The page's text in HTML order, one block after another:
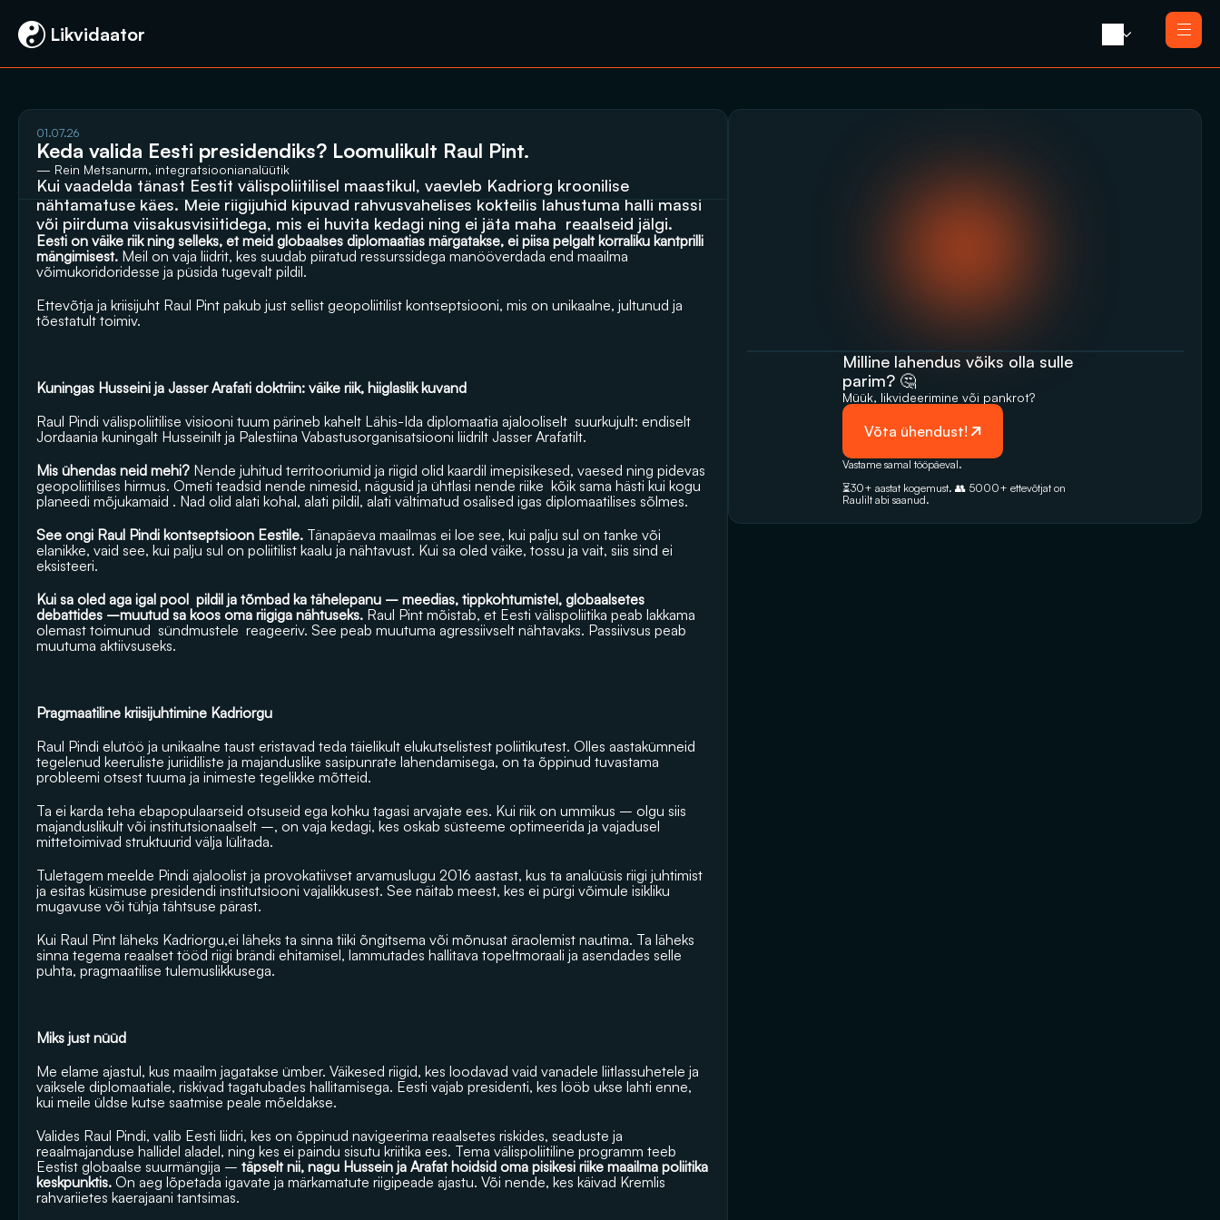
Likvidaator
Meist
01.07.26
Keda valida Eesti presidendiks? Loomulikult Raul Pint.
— Rein Metsanurm, integratsioonianalüütik
Kui vaadelda tänast Eestit välispoliitilisel maastikul, vaevleb Kadriorg kroonilise
nähtamatuse käes. Meie riigijuhid kipuvad rahvusvahelises kokteilis lahustuma halli massi
või piirduma viisakusvisiitidega, mis ei huvita kedagi ning ei jäta maha  reaalseid jälgi.
Eesti on väike riik ning selleks, et meid globaalses diplomaatias märgatakse, ei piisa pelgalt korraliku kantprilli
mängimisest. Meil on vaja liidrit, kes suudab piiratud ressurssidega manööverdada end maailma
võimukoridoridesse ja püsida tugevalt pildil.
Ettevõtja ja kriisijuht Raul Pint pakub just sellist geopoliitilist kontseptsiooni, mis on unikaalne, jultunud ja
tõestatult toimiv.
Kuningas Husseini ja Jasser Arafati doktriin: väike riik, hiiglaslik kuvand
Raul Pindi välispoliitilise visiooni tuum pärineb kahelt Lähis-Ida diplomaatia ajalooliselt  suurkujult: endiselt
Jordaania kuningalt Husseinilt ja Palestiina Vabastusorganisatsiooni liidrilt Jasser Arafatilt.
Mis ühendas neid mehi? Nende juhitud territooriumid ja riigid olid kaardil imepisikesed, vaesed ning pidevas
geopoliitilises hirmus. Ometi teadsid nende nimesid, nägusid ja ühtlasi nende riike  kõik sama hästi kui kogu
planeedi mõjukamaid . Nad olid alati kohal, alati pildil, alati vältimatud osalised igas diplomaatilises sõlmes.
See ongi Raul Pindi kontseptsioon Eestile. Tänapäeva maailmas ei loe see, kui palju sul on tanke või
elanikke, vaid see, kui palju sul on poliitilist kaalu ja nähtavust. Kui sa oled väike, tossu ja vait, siis sind ei
eksisteeri.
Kui sa oled aga igal pool  pildil ja tõmbad ka tähelepanu – meedias, tippkohtumistel, globaalsetes
debattides –muutud sa koos oma riigiga nähtuseks. Raul Pint mõistab, et Eesti välispoliitika peab lakkama
olemast toimunud  sündmustele  reageeriv. See peab muutuma agressiivselt nähtavaks. Passiivsus peab
muutuma aktiivsuseks.
Pragmaatiline kriisijuhtimine Kadriorgu
Raul Pindi elutöö ja unikaalne taust eristavad teda täielikult elukutselistest poliitikutest. Olles aastakümneid
tegelenud keeruliste juriidiliste ja majanduslike sasipunrate lahendamisega, on ta õppinud tuvastama
probleemi otsest tuuma ja inimeste tegelikke mõtteid.
Ta ei karda teha ebapopulaarseid otsuseid ega kohku tagasi arvajate ees. Kui riik on ummikus – olgu siis
majanduslikult või institutsionaalselt –, on vaja kedagi, kes oskab süsteeme optimeerida ja vajadusel
mittetoimivad struktuurid välja lülitada.
Tuletagem meelde Pindi ajaloolist ja provokatiivset arvamuslugu 2016 aastast, kus ta analüüsis riigi juhtimist
ja esitas küsimuse presidendi institutsiooni vajalikkusest. See näitab meest, kes ei pürgi võimule isikliku
mugavuse või tühja tähtsuse pärast.
Kui Raul Pint läheks Kadriorgu,ei läheks ta sinna tiiki õngitsema või mõnusat äraolemist nautima. Ta läheks
sinna tegema reaalset tööd riigi brändi ehitamisel, lammutades hallitava topeltmoraali ja asendades selle
puhta, pragmaatilise tulemuslikkusega.
Miks just nüüd
Me elame ajastul, kus maailm jagatakse ümber. Väikesed riigid, kes loodavad vaid vanadele liitlassuhetele ja
vaiksele diplomaatiale, riskivad tagatubades hallitamisega. Eesti vajab presidenti, kes lööb ukse lahti enne,
kui meile üldse kutse saatmise peale mõeldakse.
Valides Raul Pindi, valib Eesti liidri, kes on õppinud navigeerima reaalsetes riskides, seaduste ja
reaalmajanduse hallidel aladel, ning kes ei paindu sisutu kriitika ees. Tema välispoliitiline programm teeb
Eestist globaalse suurmängija – täpselt nii, nagu Hussein ja Arafat hoidsid oma pisikesi riike maailma poliitika
keskpunktis. On aeg lõpetada igavate ja märkamatute riigipeade ajastu. Või nende, kes käivad Kremlis
rahvariietes kaerajaani tantsimas.
Milline lahendus võiks olla sulle
parim? 🤔
Müük, likvideerimine‬‭ või pankrot?
Võta ühendust!
Vastame samal tööpäeval.
⏳30+ aastat kogemust. 👥 5000+‭ ettevõtjat on
Raulilt abi saanud.‬